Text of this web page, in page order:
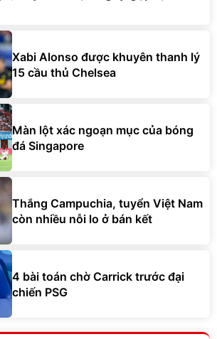
Xabi Alonso được khuyên thanh lý
15 cầu thủ Chelsea
Màn lột xác ngoạn mục của bóng
đá Singapore
Thắng Campuchia, tuyển Việt Nam
còn nhiều nỗi lo ở bán kết
4 bài toán chờ Carrick trước đại
chiến PSG